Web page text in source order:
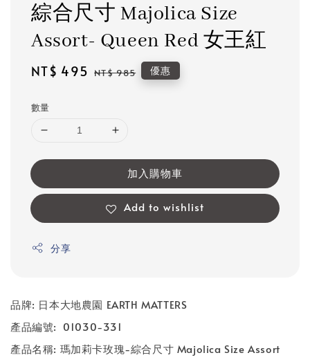
綜合尺寸 Majolica Size
Assort- Queen Red 女王紅
Sale
NT$ 495 Regular
NT$ 985 優惠
數量
加入購物車
Add to wishlist
分享
品牌: 日本大地農園 EARTH MATTERS
產品編號: 01030-331
產品名稱: 瑪加莉卡玫瑰-綜合尺寸 Majolica Size Assort